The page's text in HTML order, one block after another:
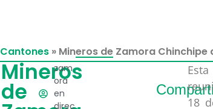
Cantones » Mineros de Zamora Chinchipe
Mineros
de
zam
ora
en
direc
18